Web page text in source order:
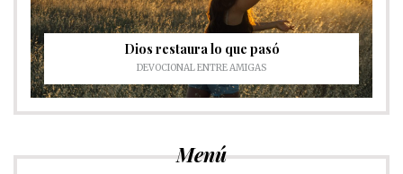
Dios restaura lo que pasó
DEVOCIONAL ENTRE AMIGAS
Menú